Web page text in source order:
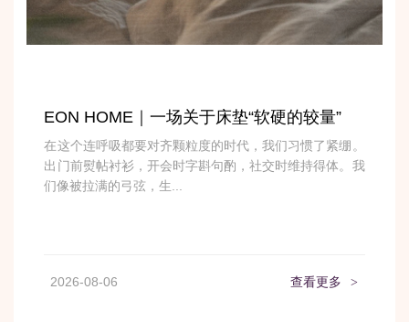
EON HOME｜一场关于床垫“软硬的较量”
在这个连呼吸都要对齐颗粒度的时代，我们习惯了紧绷。
出门前熨帖衬衫，开会时字斟句酌，社交时维持得体。我
们像被拉满的弓弦，生...
2026-08-06 查看更多 >